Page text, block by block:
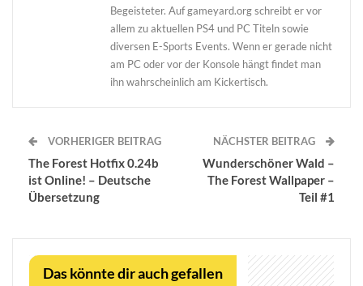
Begeisteter. Auf gameyard.org schreibt er vor
allem zu aktuellen PS4 und PC Titeln sowie
diversen E-Sports Events. Wenn er gerade nicht
am PC oder vor der Konsole hängt findet man
ihn wahrscheinlich am Kickertisch.
VORHERIGER BEITRAG
The Forest Hotfix 0.24b
ist Online! – Deutsche
Übersetzung
NÄCHSTER BEITRAG
Wunderschöner Wald –
The Forest Wallpaper –
Teil #1
Das könnte dir auch gefallen